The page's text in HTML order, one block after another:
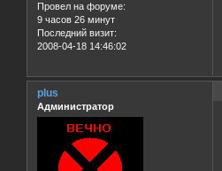
Провел на форуме:
9 часов 26 минут
Последний визит:
2008-04-18 14:46:02
plus
Администратор